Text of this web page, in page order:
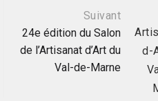
Suivant
24e édition du Salon
de l’Artisanat d’Art du
Val-de-Marne